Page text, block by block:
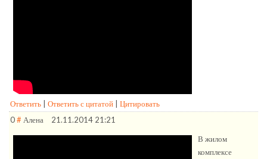
Ответить Ответить с цитатой
Цитировать
0# Алена
21.11.2014 21:21
В жилом
комплексе